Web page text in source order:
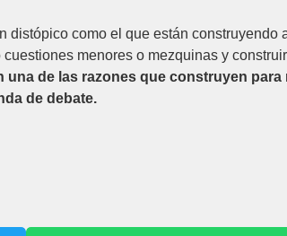
distópico como el que están construyendo
menores o mezquinas y
una de las razones que construyen para
de debate.